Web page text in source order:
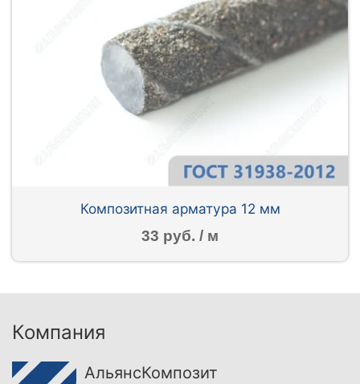
Композитная арматура 12 мм
33 руб. / м
Компания
АльянсКомпозит